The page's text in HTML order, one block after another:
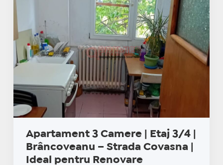
Apartament 3 Camere | Etaj 3/4 |
Brâncoveanu – Strada Covasna |
Ideal pentru Renovare